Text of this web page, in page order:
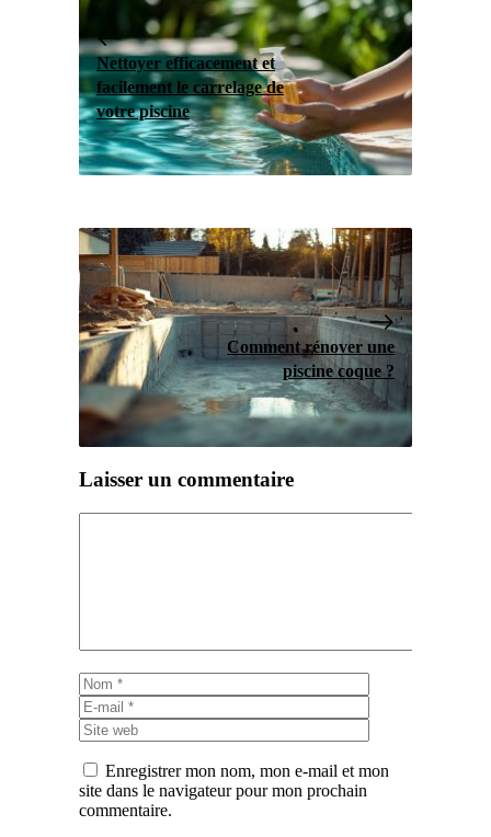
Nettoyer efficacement et
facilement le carrelage de
votre piscine
Comment rénover une
piscine coque ?
Laisser un commentaire
Nom
mail
web
Enregistrer mon nom, mon e-mail et mon
site dans le navigateur pour mon prochain
commentaire.